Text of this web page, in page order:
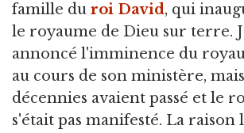
famille du roi David, qui
le royaume de Dieu sur terre.
annoncé l'imminence du
au cours de son ministère,
décennies avaient passé et le
s'était pas manifesté. La raison